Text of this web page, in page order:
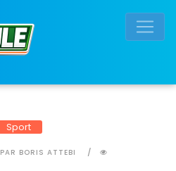
Sport
PAR BORIS ATTEBI